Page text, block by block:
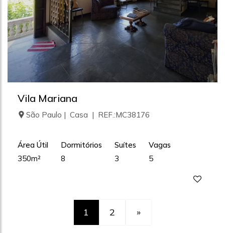
Vila Mariana
São Paulo | Casa | REF.:MC38176
Área Útil
350m²
Dormitórios
8
Suítes
3
Vagas
5
1 2 »